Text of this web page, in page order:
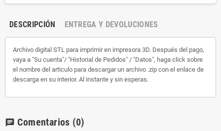
DESCRIPCIÓN ENTREGA Y DEVOLUCIONES
Archivo digital STL para imprimir en impresora 3D. Después del pago,
vaya a "Su cuenta"/ "Historial de Pedidos" / "Datos", haga click sobre
el nombre del articulo para descargar un archivo .zip con el enlace de
descarga en su interior. Al instante y sin esperas.
chat Comentarios (0)